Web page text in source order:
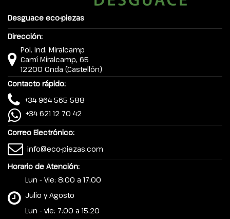
Desguace eco-piezas
Dirección:
Pol. Ind. Miralcamp
Camí Miralcamp, 65
12200 Onda (Castellón)
Contacto rápido:
+34 964 565 588
+34 621 12 70 42
Correo Electrónico:
info@eco-piezas.com
Horario de Atención:
Lun - Vie: 8:00 a 17:00
Julio y Agosto
Lun - vie: 7:00 a 15:20